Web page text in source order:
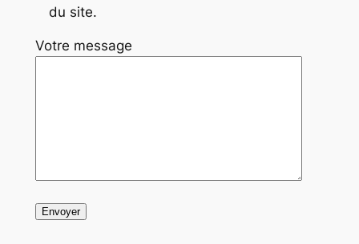
du site.
Votre message